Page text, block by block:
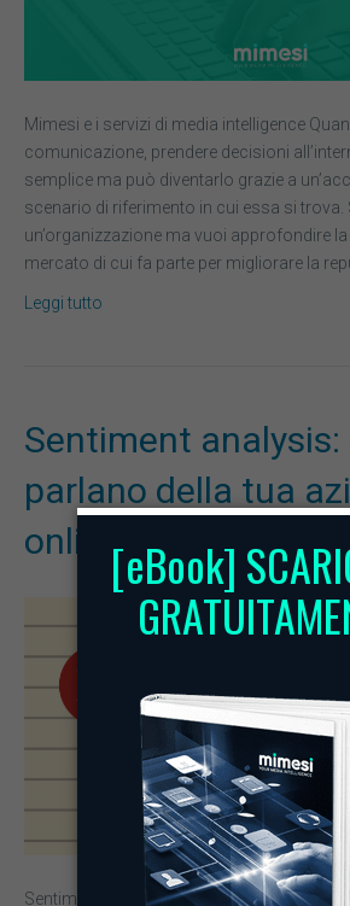
Mimesi e i servizi di media intelligence
comunicazione, prendere decisioni
semplice ma può diventarlo grazie a
scenario di riferimento in cui essa si trova.
un’organizzazione ma vuoi approfondire
mercato di cui fa parte per migliorare la
Leggi tutto
Sentiment analysis:
parlano della tua
online?
Sentiment analysis e brand reputation